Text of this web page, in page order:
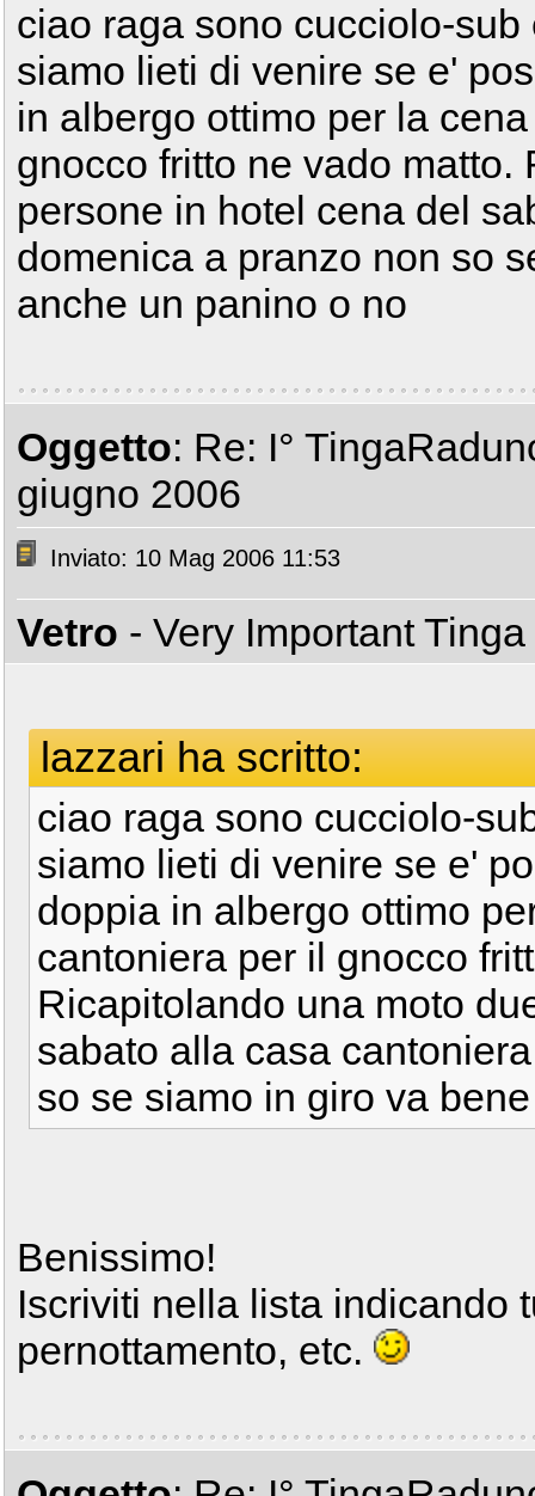
ciao raga sono cucciolo-
siamo lieti di venire se e'
in albergo ottimo per la
gnocco fritto ne vado
persone in hotel cena del
domenica a pranzo non so
anche un panino o no
Oggetto: Re: I°
giugno 2006
Inviato: 10 Mag 2006 11:53
Vetro - Very Important Tinga
lazzari ha scritto:
ciao raga sono cucciolo-
siamo lieti di venire se e'
doppia in albergo ottimo
cantoniera per il gnocco
Ricapitolando una moto
sabato alla casa
so se siamo in giro va
Benissimo!
Iscriviti nella lista indicando
pernottamento, etc.